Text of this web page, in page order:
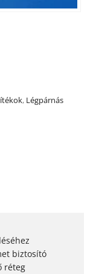
, Légpárnás
biztosító
réteg